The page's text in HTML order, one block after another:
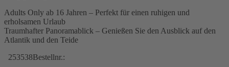
Adults Only ab 16 Jahren – Perfekt für einen ruhigen und
erholsamen Urlaub
Traumhafter Panoramablick – Genießen Sie den Ausblick auf den
Atlantik und den Teide
253538Bestellnr.: